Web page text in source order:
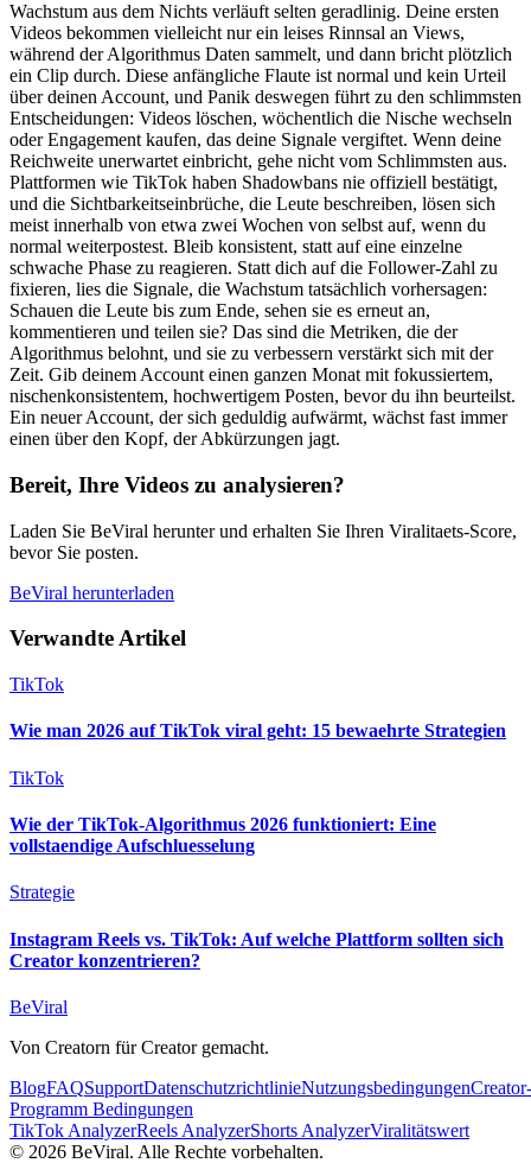
Wachstum aus dem Nichts verläuft selten geradlinig. Deine ersten
Videos bekommen vielleicht nur ein leises Rinnsal an Views,
während der Algorithmus Daten sammelt, und dann bricht plötzlich
ein Clip durch. Diese anfängliche Flaute ist normal und kein Urteil
über deinen Account, und Panik deswegen führt zu den schlimmsten
Entscheidungen: Videos löschen, wöchentlich die Nische wechseln
oder Engagement kaufen, das deine Signale vergiftet. Wenn deine
Reichweite unerwartet einbricht, gehe nicht vom Schlimmsten aus.
Plattformen wie TikTok haben Shadowbans nie offiziell bestätigt,
und die Sichtbarkeitseinbrüche, die Leute beschreiben, lösen sich
meist innerhalb von etwa zwei Wochen von selbst auf, wenn du
normal weiterpostest. Bleib konsistent, statt auf eine einzelne
schwache Phase zu reagieren. Statt dich auf die Follower-Zahl zu
fixieren, lies die Signale, die Wachstum tatsächlich vorhersagen:
Schauen die Leute bis zum Ende, sehen sie es erneut an,
kommentieren und teilen sie? Das sind die Metriken, die der
Algorithmus belohnt, und sie zu verbessern verstärkt sich mit der
Zeit. Gib deinem Account einen ganzen Monat mit fokussiertem,
nischenkonsistentem, hochwertigem Posten, bevor du ihn beurteilst.
Ein neuer Account, der sich geduldig aufwärmt, wächst fast immer
einen über den Kopf, der Abkürzungen jagt.
Bereit, Ihre Videos zu analysieren?
Laden Sie BeViral herunter und erhalten Sie Ihren Viralitaets-Score,
bevor Sie posten.
BeViral herunterladen
Verwandte Artikel
TikTok
Wie man 2026 auf TikTok viral geht: 15 bewaehrte Strategien
TikTok
Wie der TikTok-Algorithmus 2026 funktioniert: Eine
vollstaendige Aufschluesselung
Strategie
Instagram Reels vs. TikTok: Auf welche Plattform sollten sich
Creator konzentrieren?
BeViral
Von Creatorn für Creator gemacht.
BlogFAQSupportDatenschutzrichtlinieNutzungsbedingungenCreator-
Programm Bedingungen
TikTok AnalyzerReels AnalyzerShorts AnalyzerViralitätswert
© 2026 BeViral. Alle Rechte vorbehalten.